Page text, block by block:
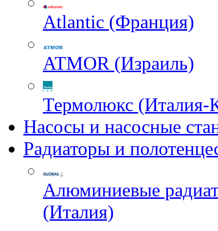
Atlantic (Франция)
ATMOR (Израиль)
Термолюкс (Италия-
Насосы и насосные
Радиаторы и
Алюминиевые
(Италия)